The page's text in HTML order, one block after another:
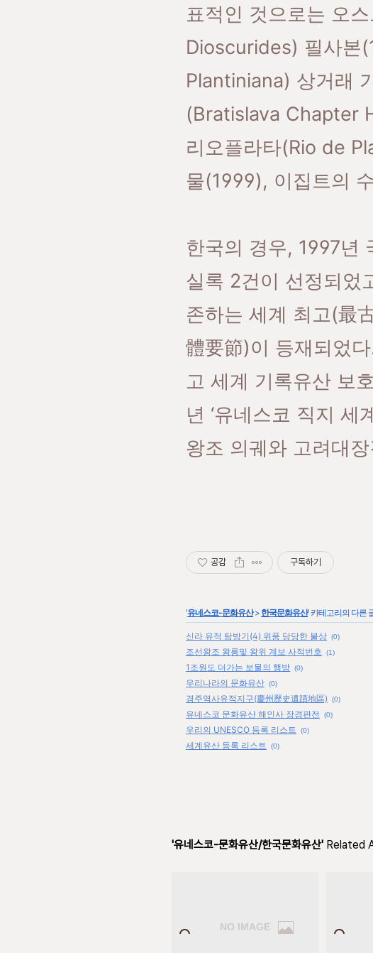
표적인 것으로는 오
Dioscurides) 필사본
Plantiniana) 상거래
(Bratislava Chapter
리오플라타(Rio de
물(1999), 이집트의
한국의 경우, 1997년
실록 2건이 선정되었
존하는 세계 최고(最
體要節)이 등재되었
고 세계 기록유산 보
년 ‘유네스코 직지 세
왕조 의궤와 고려대
공감 구독하기
'유네스코-문화유산> 한국문화유산' 카테고리의 다른
신라 유적 탐방기(4) 위풍 당당한 불상 (0)
조선왕조 왕릉및 왕위 계보 사적번호 (1)
1조원도 더가는 보물의 행방 (0)
우리나라의 문화유산 (0)
경주역사유적지구(慶州歷史遺蹟地區) (0)
유네스코 문화유산 해인사 장경판전 (0)
우리의 UNESCO 등록 리스트 (0)
세계유산 등록 리스트 (0)
'유네스코-문화유산/한국문화유산' Related